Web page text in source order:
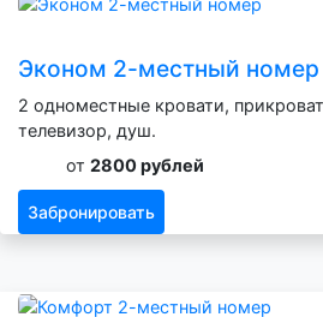
Эконом 2-местный номер
2 одноместные кровати,
телевизор, душ.
от 2800 рублей
Забронировать